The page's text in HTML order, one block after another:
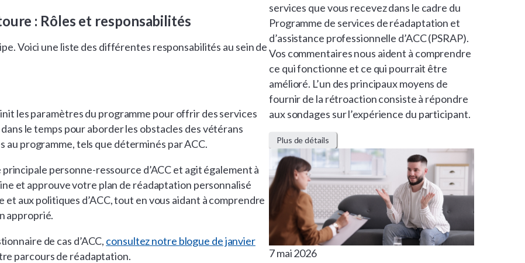
: Rôles et responsabilités
Voici une liste des différentes responsabilités au sein de
les paramètres du programme pour offrir des services
le temps pour aborder les obstacles des vétérans
au programme, tels que déterminés par ACC.
personne-ressource d’ACC et agit également à
et approuve votre plan de réadaptation personnalisé
aux politiques d’ACC, tout en vous aidant à comprendre
approprié.
de cas d’ACC, consultez notre blogue de janvier
parcours de réadaptation.
services que vous recevez dans le cadre du
Programme de services de réadaptation et
d’assistance professionnelle d’ACC (PSRAP).
Vos commentaires nous aident à comprendre
ce qui fonctionne et ce qui pourrait être
amélioré. L’un des principaux moyens de
fournir de la rétroaction consiste à répondre
aux sondages sur l’expérience du participant.
Plus de détails
7 mai 2026